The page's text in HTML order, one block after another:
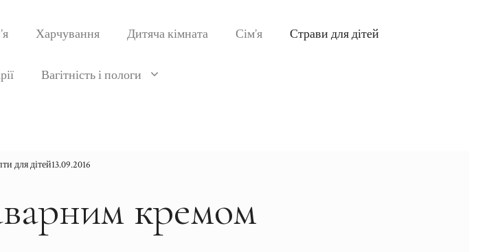
Харчування Дитяча кімната Сім’я Страви для дітей
Вагітність і пологи
для дітей13.09.2016
кремом